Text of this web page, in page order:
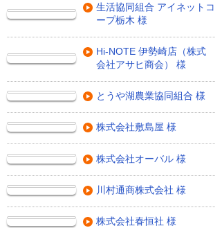
生活協同組合 アイネットコ
ープ栃木 様
Hi-NOTE 伊勢崎店（株式
会社アサヒ商会） 様
とうや湖農業協同組合 様
株式会社敷島屋 様
株式会社オーバル 様
川村通商株式会社 様
株式会社春恒社 様